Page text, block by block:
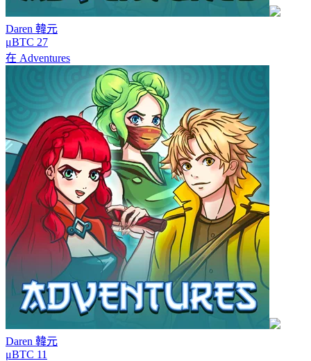
Daren 韓元
μBTC 27
在 Adventures
Daren 韓元
μBTC 11